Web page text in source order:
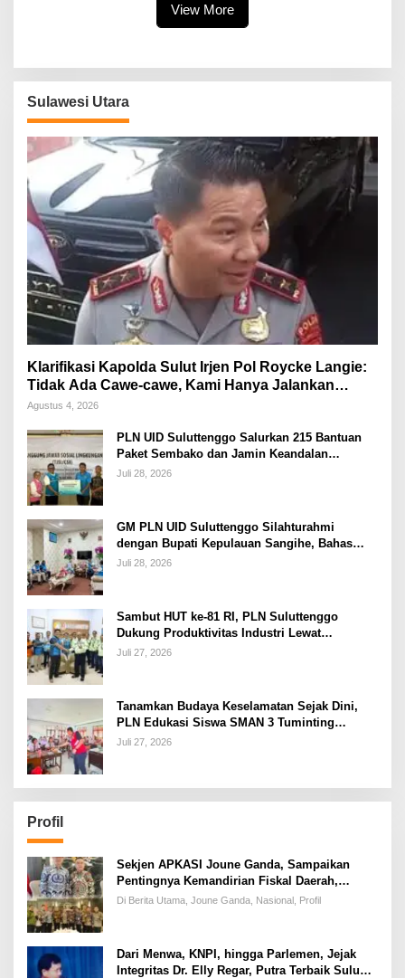
View More
Sulawesi Utara
Klarifikasi Kapolda Sulut Irjen Pol Roycke Langie:
Tidak Ada Cawe-cawe, Kami Hanya Jalankan
Perintah Undang-Undang
Agustus 4, 2026
PLN UID Suluttenggo Salurkan 215 Bantuan
Paket Sembako dan Jamin Keandalan
Kelistrikan Pasca Bencana di Tamako
Juli 28, 2026
GM PLN UID Suluttenggo Silahturahmi
dengan Bupati Kepulauan Sangihe, Bahas
Keandalan Sistem Kelistrikan hingga
Juli 28, 2026
Sambut HUT ke-81 RI, PLN Suluttenggo
Dukung Produktivitas Industri Lewat
Penambahan Daya PT J Resources Bolaang
Juli 27, 2026
Tanamkan Budaya Keselamatan Sejak Dini,
PLN Edukasi Siswa SMAN 3 Tuminting
Manado Soal Bahaya Listrik
Juli 27, 2026
Profil
Sekjen APKASI Joune Ganda, Sampaikan
Pentingnya Kemandirian Fiskal Daerah,
Dihadapan Pimpinan DPR-RI
Di Berita Utama, Joune Ganda, Nasional, Profil
Dari Menwa, KNPI, hingga Parlemen, Jejak
Integritas Dr. Elly Regar, Putra Terbaik Suluun